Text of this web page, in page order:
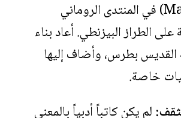
Maria Antiqua) في المنتدى الروماني
الطراز البيزنطي. أعاد بناء
بطرس، وأضاف إليها
خاصة.
لم يكن كاتباً أدبياً بالمعنى